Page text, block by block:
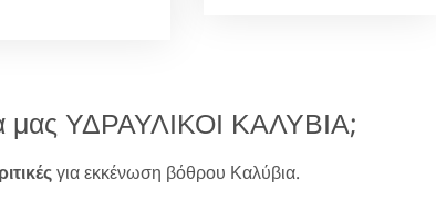
μας ΥΔΡΑΥΛΙΚΟΙ ΚΑΛΥΒΙΑ;
για εκκένωση βόθρου Καλύβια.